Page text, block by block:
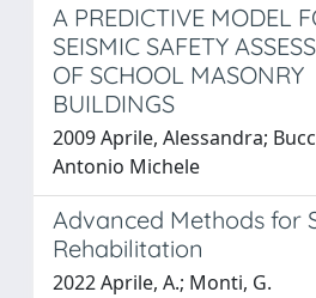
A PREDICTIVE MODEL
SEISMIC SAFETY
OF SCHOOL MASONRY
BUILDINGS
2009 Aprile, Alessandra;
Antonio Michele
Advanced Methods for
Rehabilitation
2022 Aprile, A.; Monti, G.